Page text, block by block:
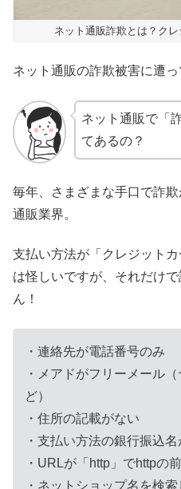
ネット通販詐欺とは？ク
ネット通販の詐欺被害に遭っ
ネット通販で「
てあるの？
毎年、さまざまな手口で詐
通販業界。
支払い方法が「クレジット
は怪しいですが、それだけ
ん！
・連絡先が電話番号のみ
・メアドがフリーメール
ど）
・住所の記載がない
・支払い方法の銀行振込
・URLが「http」でhttpの
・ネットショップ名を検